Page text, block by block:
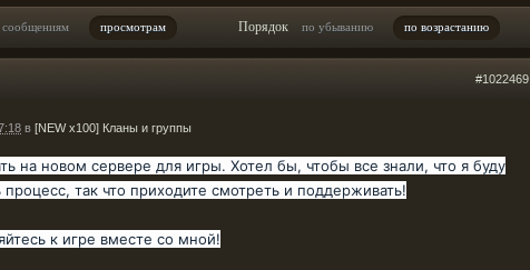
сообщениям просмотрам Порядок по убыванию по возрастанию
#1022469
в [NEW x100] Кланы и группы
на новом сервере для игры. Хотел бы, чтобы все знали, что я буду
так что приходите смотреть и поддерживать!
к игре вместе со мной!